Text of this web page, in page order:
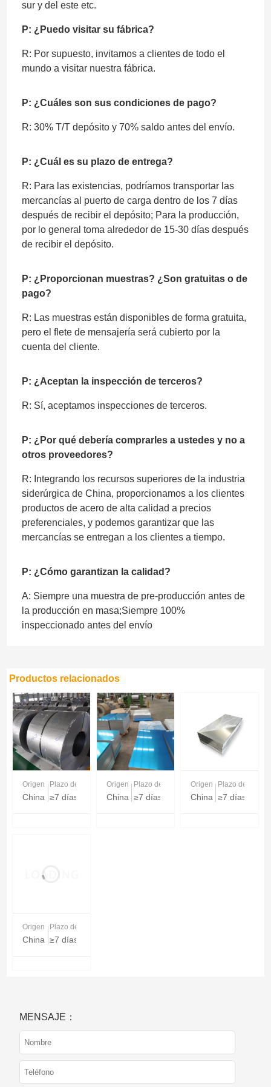
sur y del este etc.
P: ¿Puedo visitar su fábrica?
R: Por supuesto, invitamos a clientes de todo el
mundo a visitar nuestra fábrica.
P: ¿Cuáles son sus condiciones de pago?
R: 30% T/T depósito y 70% saldo antes del envío.
P: ¿Cuál es su plazo de entrega?
R: Para las existencias, podríamos transportar las
mercancías al puerto de carga dentro de los 7 días
después de recibir el depósito; Para la producción,
por lo general toma alrededor de 15-30 días después
de recibir el depósito.
P: ¿Proporcionan muestras? ¿Son gratuitas o de
pago?
R: Las muestras están disponibles de forma gratuita,
pero el flete de mensajería será cubierto por la
cuenta del cliente.
P: ¿Aceptan la inspección de terceros?
R: Sí, aceptamos inspecciones de terceros.
P: ¿Por qué debería comprarles a ustedes y no a
otros proveedores?
R: Integrando los recursos superiores de la industria
siderúrgica de China, proporcionamos a los clientes
productos de acero de alta calidad a precios
preferenciales, y podemos garantizar que las
mercancías se entregan a los clientes a tiempo.
P: ¿Cómo garantizan la calidad?
A: Siempre una muestra de pre-producción antes de
la producción en masa;Siempre 100%
inspeccionado antes del envío
Productos relacionados
Origen
China
Plazo de entrega
≥7 días
Origen
China
Plazo de entrega
≥7 días
Origen
China
Plazo de
≥7 días
Origen
China
Plazo de entrega
≥7 días
MENSAJE：